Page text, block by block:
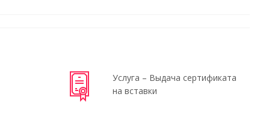
Услуга – Выдача сертификата
на вставки